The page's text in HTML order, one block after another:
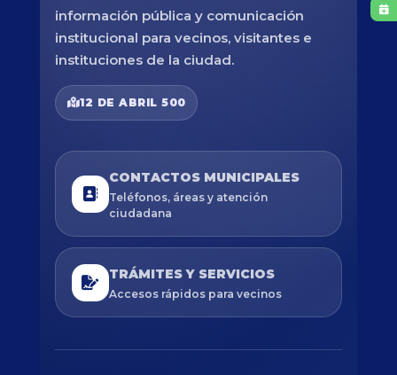
información pública y comunicación
institucional para vecinos, visitantes e
instituciones de la ciudad.
12 DE ABRIL 500
CONTACTOS MUNICIPALES
Teléfonos, áreas y atención
ciudadana
TRÁMITES Y SERVICIOS
Accesos rápidos para vecinos